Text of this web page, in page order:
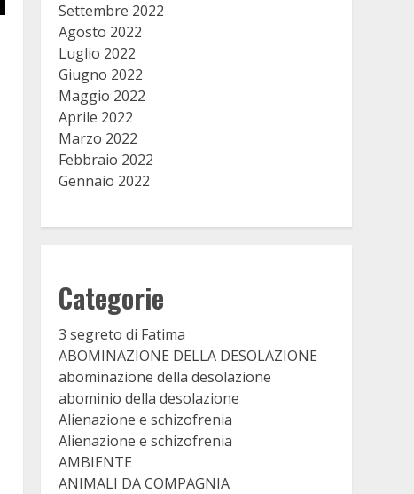
Settembre 2022
Agosto 2022
Luglio 2022
Giugno 2022
Maggio 2022
Aprile 2022
Marzo 2022
Febbraio 2022
Gennaio 2022
Categorie
3 segreto di Fatima
ABOMINAZIONE DELLA DESOLAZIONE
abominazione della desolazione
abominio della desolazione
Alienazione e schizofrenia
Alienazione e schizofrenia
AMBIENTE
ANIMALI DA COMPAGNIA